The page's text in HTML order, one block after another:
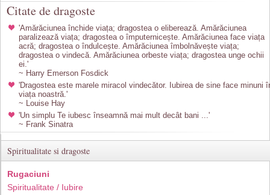
Citate de dragoste
'Amărăciunea închide viața; dragostea o eliberează. Amărăciunea
paralizează viața; dragostea o împuternicește. Amărăciunea face viața
acră; dragostea o îndulcește. Amărăciunea îmbolnăvește viața;
dragostea o vindecă. Amărăciunea orbeste viața; dragostea unge ochii
ei.'
~ Harry Emerson Fosdick
'Dragostea este marele miracol vindecător. Iubirea de sine face minuni
viața noastră.'
~ Louise Hay
'Un simplu Te iubesc înseamnă mai mult decât bani ...'
~ Frank Sinatra
Spiritualitate si dragoste
Rugaciuni
Spiritualitate / Iubire